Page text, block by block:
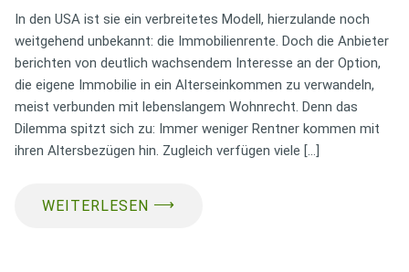
In den USA ist sie ein verbreitetes Modell, hierzulande noch
weitgehend unbekannt: die Immobilienrente. Doch die Anbieter
berichten von deutlich wachsendem Interesse an der Option,
die eigene Immobilie in ein Alterseinkommen zu verwandeln,
meist verbunden mit lebenslangem Wohnrecht. Denn das
Dilemma spitzt sich zu: Immer weniger Rentner kommen mit
ihren Altersbezügen hin. Zugleich verfügen viele […]
WEITERLESEN ⟶